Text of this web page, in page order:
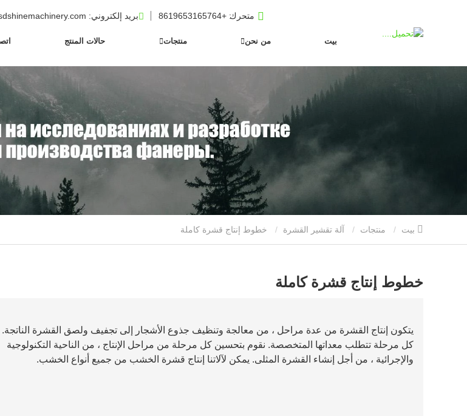
بيت من نحن منتجات حالات المنتج
متحرك: +8619653165764 بريد إلكتروني: iliya@sdshinemachinery.com
منتجات آلة تقشير القشرة
خطوط إنتاج قشرة كاملة
يتكون إنتاج القشرة من عدة مراحل ، من معالجة وتنظيف جذوع الأشجار إلى تجفيف ولصق القشرة الناتجة.
كل مرحلة تتطلب معداتها المتخصصة. نقوم بتحسين كل مرحلة من مراحل الإنتاج ، من الناحية التكنولوجية
والإجرائية ، من أجل إنشاء القشرة المثلى. يمكن لآلاتنا إنتاج قشرة الخشب من جميع أنواع الخشب.